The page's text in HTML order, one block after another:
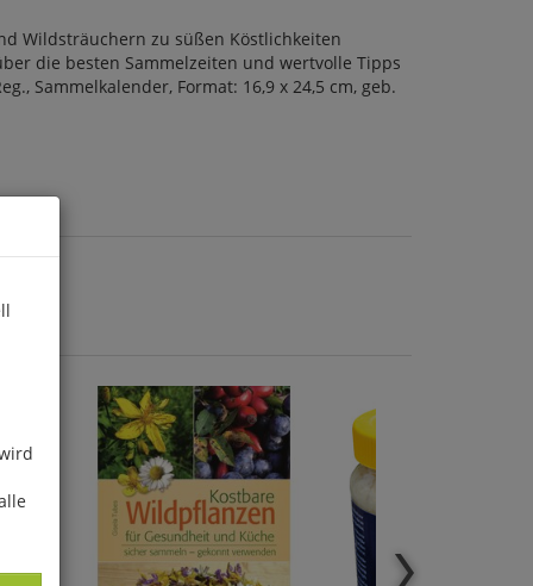
Wildsträuchern zu süßen Köstlichkeiten
die besten Sammelzeiten und wertvolle Tipps
Sammelkalender, Format: 16,9 x 24,5 cm, geb.